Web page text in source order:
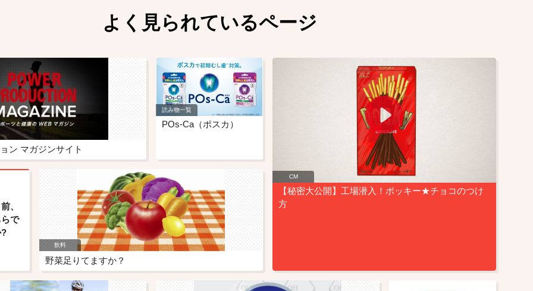
よく見られているページ
ン マガジンサイト
読み物一覧
POs-Ca（ポスカ）
、
で
?
飲料
野菜足りてますか？
CM
【秘密大公開】工場潜入！ポッキー★チョコのつけ
方